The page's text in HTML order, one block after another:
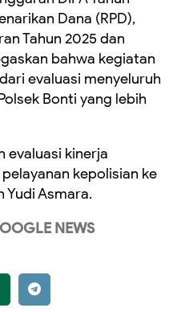
Dana (RPD),
Tahun 2025 dan
bahwa kegiatan
evaluasi menyeluruh
Bonti yang lebih
evaluasi kinerja
kepolisian ke
Yudi Asmara.
NEWS